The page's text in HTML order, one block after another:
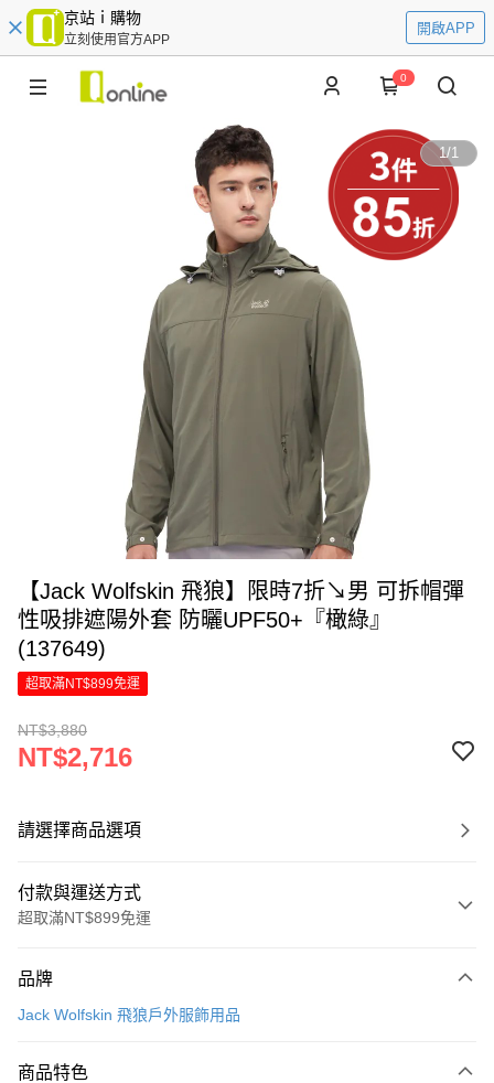
京站ｉ購物
立刻使用官方APP
開啟APP
0
1/1
【Jack Wolfskin 飛狼】限時7折↘男 可拆帽彈
性吸排遮陽外套 防曬UPF50+『橄綠』
(137649)
超取滿NT$899免運
NT$3,880
NT$2,716
請選擇商品選項
付款與運送方式
超取滿NT$899免運
信用卡一次付款
Apple Pay
品牌
Jack Wolfskin 飛狼戶外服飾用品
商品特色